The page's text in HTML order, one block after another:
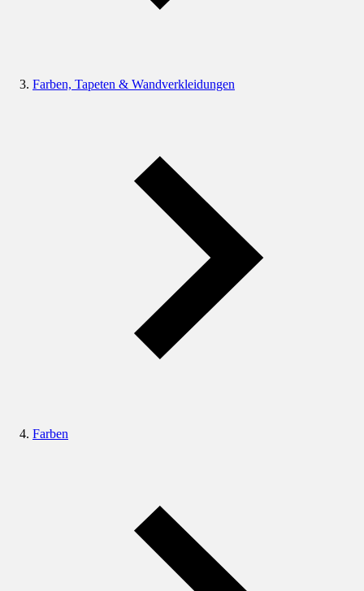
Farben, Tapeten & Wandverkleidungen
Farben